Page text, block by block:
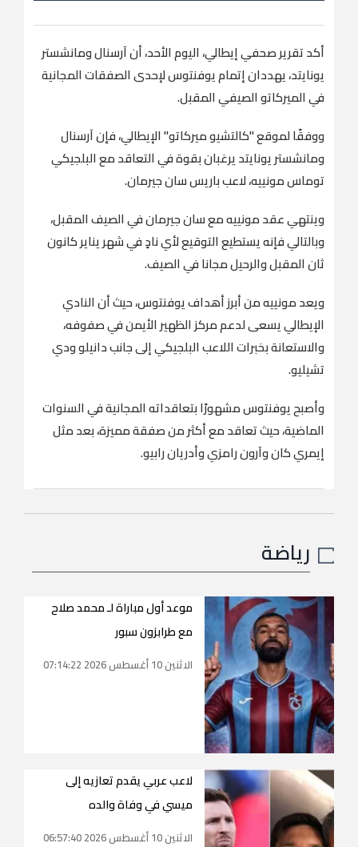
أكد تقرير صحفي إيطالي، اليوم الأحد، أن آرسنال ومانشستر
يونايتد، يهددان إتمام يوفنتوس لإحدى الصفقات المجانية
في الميركاتو الصيفي المقبل.
ووفقًا لموقع "كالتشيو ميركاتو" الإيطالي، فإن آرسنال
ومانشستر يونايتد يرغبان بقوة في التعاقد مع البلجيكي
توماس مونييه، لاعب باريس سان جيرمان.
وينتهي عقد مونييه مع سان جيرمان في الصيف المقبل،
وبالتالي فإنه يستطيع التوقيع لأي نادٍ في شهر يناير كانون
ثان المقبل والرحيل مجانا في الصيف.
ويعد مونييه من أبرز أهداف يوفنتوس، حيث أن النادي
الإيطالي يسعى لدعم مركز الظهير الأيمن في صفوفه،
والاستعانة بخبرات اللاعب البلجيكي إلى جانب دانيلو ودي
تشيليو.
وأصبح يوفنتوس مشهورًا بتعاقداته المجانية في السنوات
الماضية، حيث تعاقد مع أكثر من صفقة مميزة، بعد مثل
إيمري كان وآرون رامزي وأدريان رابيو.
رياضة
موعد أول مباراة لـ محمد صلاح
مع طرابزون سبور
الاثنين 10 أغسطس 2026 07:14:22
لاعب عربي يقدم تعازيه إلى
ميسي في وفاة والده
الاثنين 10 أغسطس 2026 06:57:40